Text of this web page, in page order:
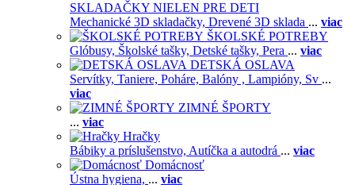
SKLADAČKY NIELEN PRE DETI
Mechanické 3D skladačky, Drevené 3D sklada ... viac
ŠKOLSKÉ POTREBY
Glóbusy, Školské tašky, Detské tašky, Pera ... viac
DETSKÁ OSLAVA
Servítky, Taniere, Poháre, Balóny , Lampióny, Sv ...
viac
ZIMNÉ ŠPORTY
... viac
Hračky
Bábiky a príslušenstvo, Autíčka a autodrá ... viac
Domácnosť
Ústna hygiena, ... viac